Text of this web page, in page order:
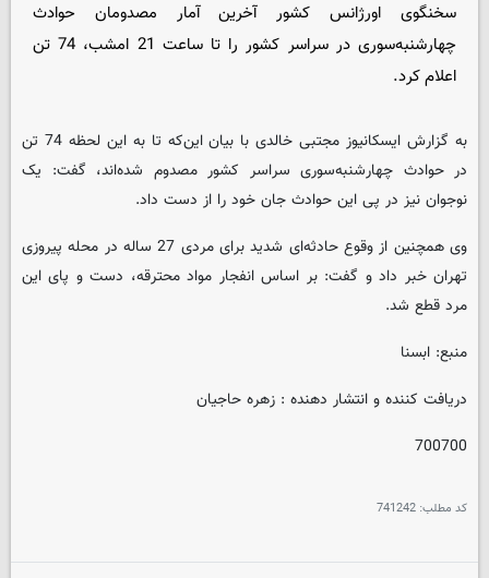
سخنگوی اورژانس کشور آخرین آمار مصدومان حوادث
چهارشنبه‌سوری در سراسر کشور را تا ساعت 21 امشب، 74 تن
اعلام کرد.
به گزارش ایسکانیوز مجتبی خالدی با بیان این‌که تا به این لحظه 74 تن
در حوادث چهارشنبه‌سوری سراسر کشور مصدوم شده‌اند، گفت: یک
نوجوان نیز در پی این حوادث جان خود را از دست داد.
وی همچنین از وقوع حادثه‌ای شدید برای مردی 27 ساله در محله پیروزی
تهران خبر داد و گفت: بر اساس انفجار مواد محترقه، دست و پای این
مرد قطع شد.
منبع: ابسنا
دریافت کننده و انتشار دهنده : زهره حاجیان
700700
کد مطلب: 741242